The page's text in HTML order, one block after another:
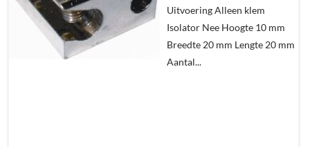
In
winkelmand
Uitvoering Alleen klem
Isolator Nee Hoogte 10 mm
Breedte 20 mm Lengte 20 mm
Aantal...